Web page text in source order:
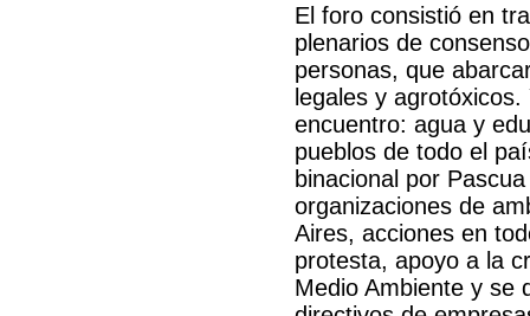
El foro consistió en
plenarios de
personas, que
legales y
encuentro: agua y
pueblos de todo el
binacional por
organizaciones de
Aires, acciones en
protesta, apoyo a la
Medio Ambiente y se